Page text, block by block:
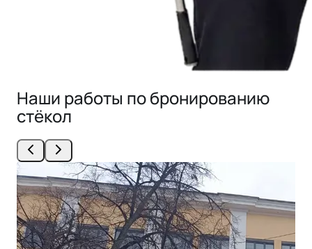
Наши работы по бронированию
стёкол